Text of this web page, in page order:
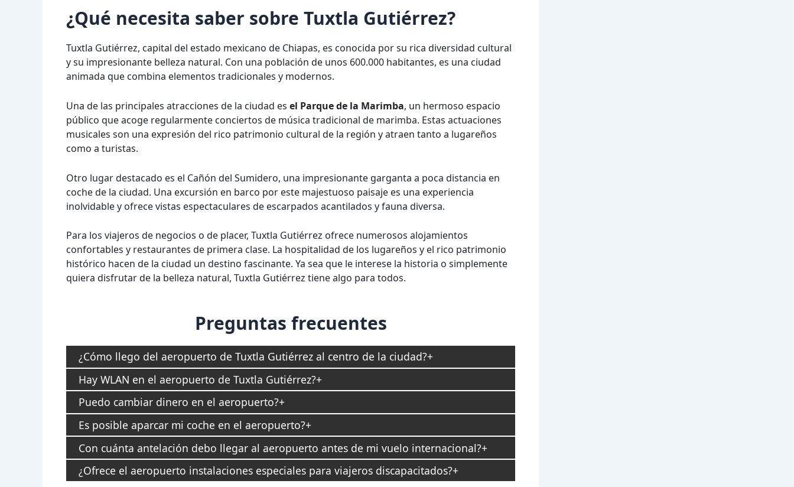
¿Qué necesita saber sobre Tuxtla Gutiérrez?
Tuxtla Gutiérrez, capital del estado mexicano de Chiapas, es conocida por su rica diversidad cultural
y su impresionante belleza natural. Con una población de unos 600.000 habitantes, es una ciudad
animada que combina elementos tradicionales y modernos.
Una de las principales atracciones de la ciudad es el Parque de la Marimba, un hermoso espacio
público que acoge regularmente conciertos de música tradicional de marimba. Estas actuaciones
musicales son una expresión del rico patrimonio cultural de la región y atraen tanto a lugareños
como a turistas.
Otro lugar destacado es el Cañón del Sumidero, una impresionante garganta a poca distancia en
coche de la ciudad. Una excursión en barco por este majestuoso paisaje es una experiencia
inolvidable y ofrece vistas espectaculares de escarpados acantilados y fauna diversa.
Para los viajeros de negocios o de placer, Tuxtla Gutiérrez ofrece numerosos alojamientos
confortables y restaurantes de primera clase. La hospitalidad de los lugareños y el rico patrimonio
histórico hacen de la ciudad un destino fascinante. Ya sea que le interese la historia o simplemente
quiera disfrutar de la belleza natural, Tuxtla Gutiérrez tiene algo para todos.
Preguntas frecuentes
¿Cómo llego del aeropuerto de Tuxtla Gutiérrez al centro de la ciudad?
Hay WLAN en el aeropuerto de Tuxtla Gutiérrez?
Puedo cambiar dinero en el aeropuerto?
Es posible aparcar mi coche en el aeropuerto?
Con cuánta antelación debo llegar al aeropuerto antes de mi vuelo internacional?
¿Ofrece el aeropuerto instalaciones especiales para viajeros discapacitados?